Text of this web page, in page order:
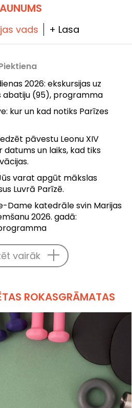
vads + Lasa
2026: ekskursijas uz
abatiju (95), programma
kur un kad notiks Parīzes
pāvestu Leonu XIV
datums un laiks, kad tiks
varat apgūt mākslas
Luvrā Parīzē.
Dame katedrāle svin Marijas
2026. gadā:
vairāk
ROKASGRĀMATAS